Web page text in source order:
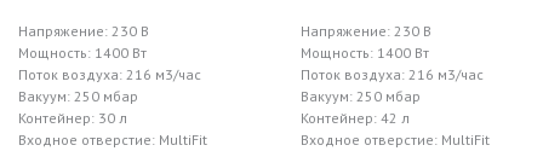
Напряжение: 230 В
Мощность: 1400 Вт
Поток воздуха: 216 м3/час
Вакуум: 250 мбар
Контейнер: 30 л
Входное отверстие: MultiFit
Напряжение: 230 В
Мощность: 1400 Вт
Поток воздуха: 216 м3/час
Вакуум: 250 мбар
Контейнер: 42 л
Входное отверстие: MultiFit